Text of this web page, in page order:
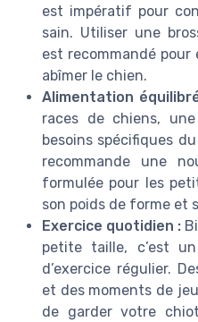
est impératif pour
sain. Utiliser une
est recommandé pour
abîmer le chien.
Alimentation
races de chiens,
besoins spécifiques
recommande une
formulée pour les
son poids de forme et
Exercice quotidien :
petite taille, c’est
d’exercice régulier.
et des moments de
de garder votre